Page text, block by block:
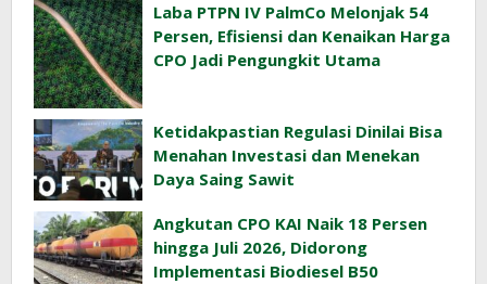
Laba PTPN IV PalmCo Melonjak 54
Persen, Efisiensi dan Kenaikan Harga
CPO Jadi Pengungkit Utama
Ketidakpastian Regulasi Dinilai Bisa
Menahan Investasi dan Menekan
Daya Saing Sawit
Angkutan CPO KAI Naik 18 Persen
hingga Juli 2026, Didorong
Implementasi Biodiesel B50